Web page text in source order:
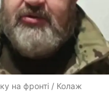
на фронті / Колаж